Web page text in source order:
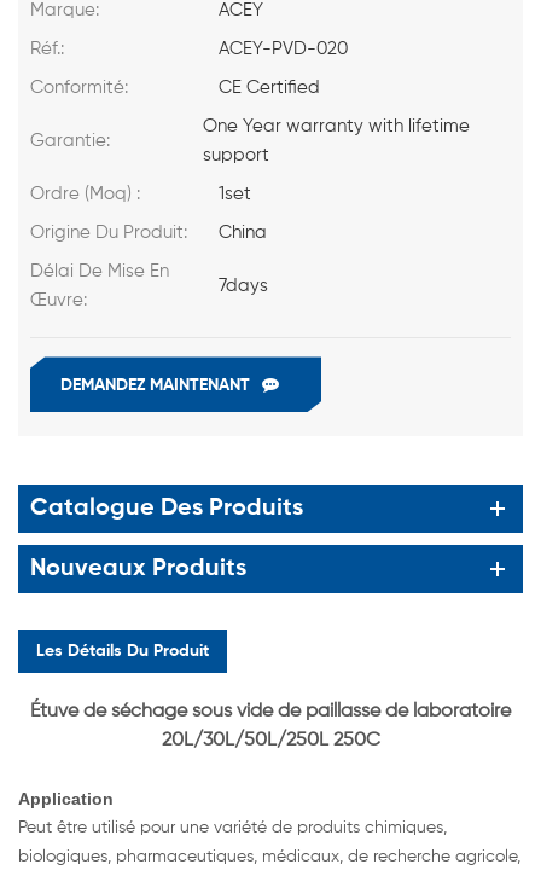
Marque: ACEY
Réf.: ACEY-PVD-020
Conformité: CE Certified
Garantie:
One Year warranty with lifetime
support
Ordre (Moq) : 1set
Origine Du Produit: China
Délai De Mise En
Œuvre:
7days
DEMANDEZ MAINTENANT
Catalogue Des Produits
Nouveaux Produits
Les Détails Du Produit
Étuve de séchage sous vide de paillasse de laboratoire
20L/30L/50L/250L 250C
Application
Peut être utilisé pour une variété de produits chimiques,
biologiques, pharmaceutiques, médicaux, de recherche agricole,